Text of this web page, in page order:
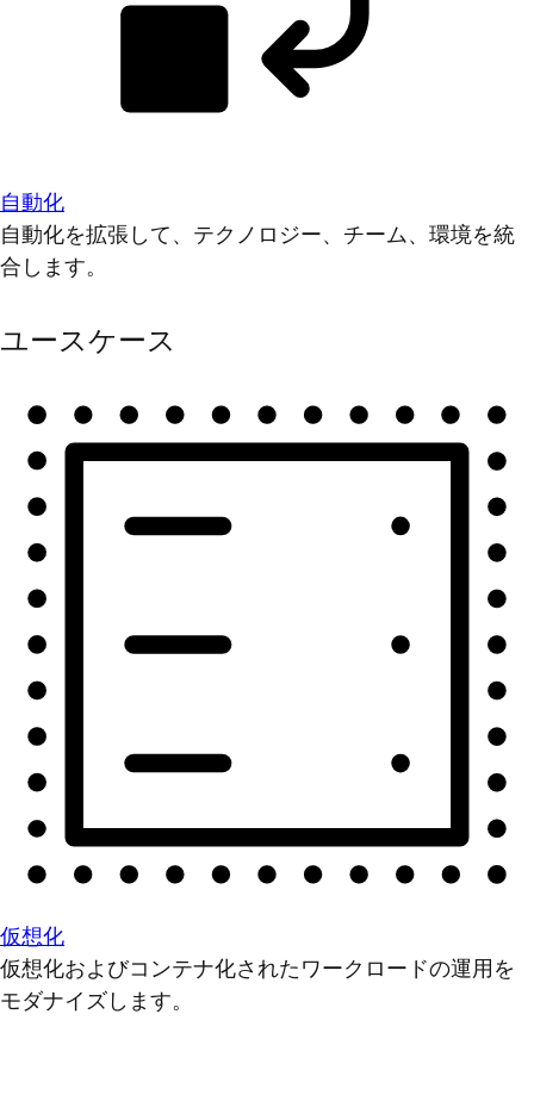
自動化
自動化を拡張して、テクノロジー、チーム、環境を統
合します。
ユースケース
仮想化
仮想化およびコンテナ化されたワークロードの運用を
モダナイズします。